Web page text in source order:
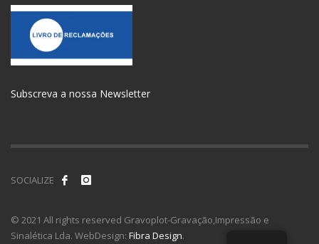
Subscreva a nossa Newsletter
SOCIALIZE
© 2021 All rights reserved Gravoplot-Gravação,Impressão e
Sinalética Lda. WebDesign: Fibra Design.